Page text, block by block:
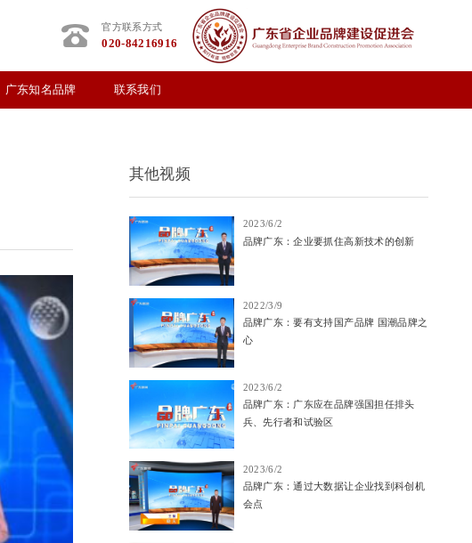
官方联系方式
020-84216916
广东知名品牌 联系我们
其他视频
2023/6/2
品牌广东：企业要抓住高新技术的创新
2022/3/9
品牌广东：要有支持国产品牌 国潮品牌之
心
2023/6/2
品牌广东：广东应在品牌强国担任排头
兵、先行者和试验区
2023/6/2
品牌广东：通过大数据让企业找到科创机
会点